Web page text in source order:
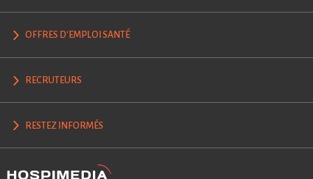
OFFRES D'EMPLOI SANTÉ
RECRUTEURS
RESTEZ INFORMÉS